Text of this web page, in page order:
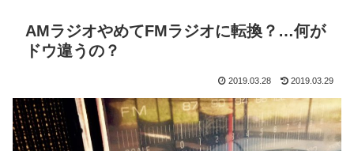
AMラジオやめてFMラジオに転換？…何が
ドウ違うの？
2019.03.28 2019.03.29